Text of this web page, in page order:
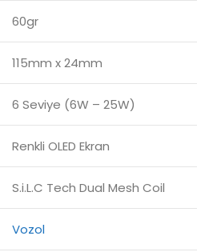
60gr
115mm x 24mm
6 Seviye (6W – 25W)
Renkli OLED Ekran
S.i.L.C Tech Dual Mesh Coil
Vozol